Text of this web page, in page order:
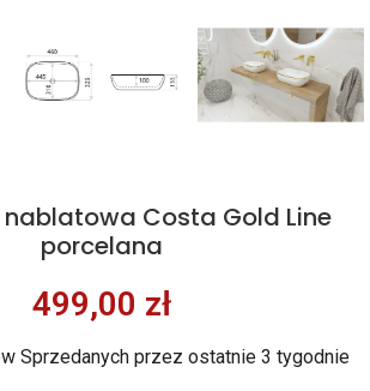
Costa Gold Line
porcelana
499,00 zł
Sprzedanych przez ostatnie 3 tygodnie